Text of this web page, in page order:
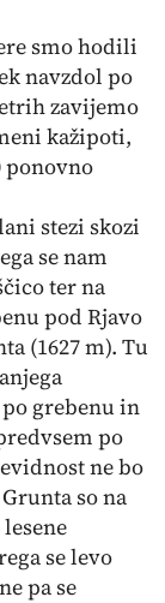
smo hodili
navzdol po
zavijemo
kažipoti,
ponovno
stezi skozi
se nam
ter na
pod Rjavo
(1627 m). Tu
grebenu in
po
ne bo
so na
se levo
pa se